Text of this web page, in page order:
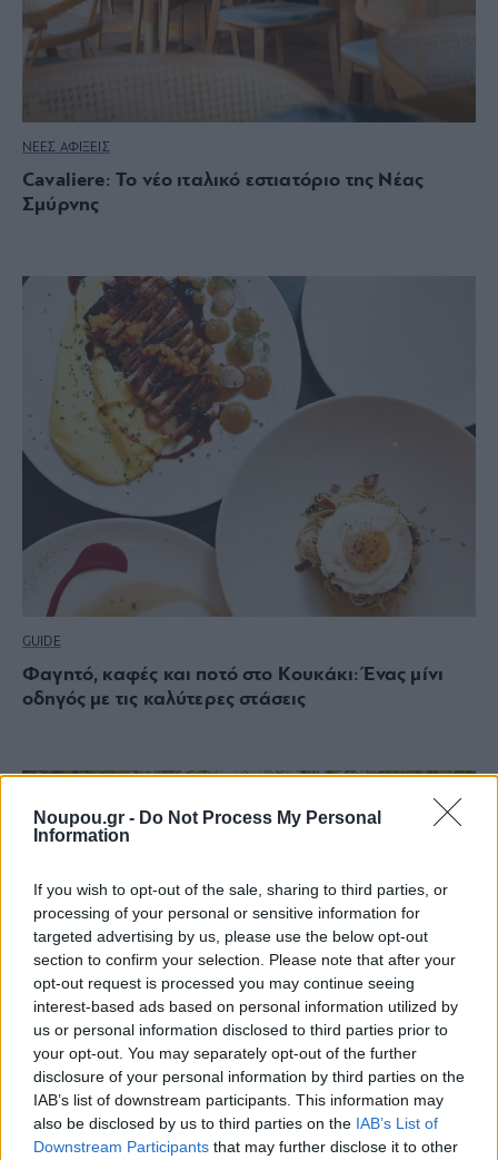
Noupou.gr - Do Not Process My Personal
Information
If you wish to opt-out of the sale, sharing to third parties, or
processing of your personal or sensitive information for
targeted advertising by us, please use the below opt-out
section to confirm your selection. Please note that after your
opt-out request is processed you may continue seeing
interest-based ads based on personal information utilized by
us or personal information disclosed to third parties prior to
your opt-out. You may separately opt-out of the further
disclosure of your personal information by third parties on the
IAB’s list of downstream participants. This information may
also be disclosed by us to third parties on the IAB’s List of
Downstream Participants that may further disclose it to other
ΝΕΕΣ ΑΦΙΞΕΙΣ
Cavaliere: Το νέο ιταλικό εστιατόριο της Νέας
Σμύρνης
GUIDE
Φαγητό, καφές και ποτό στο Κουκάκι: Ένας μίνι
οδηγός με τις καλύτερες στάσεις